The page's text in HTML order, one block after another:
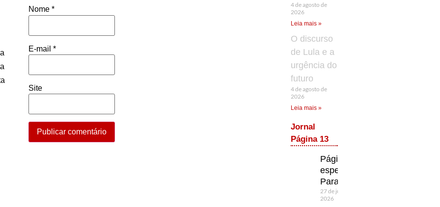
Nome *
E-mail *
Site
4 de agosto de
2026
Leia mais »
O discurso
de Lula e a
urgência do
futuro
4 de agosto de
2026
Leia mais »
Jornal
Página 13
Página 13
especial
Paraná
27 de julho de
2026